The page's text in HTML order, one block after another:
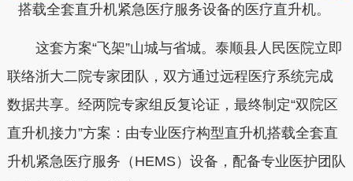
搭载全套直升机紧急医疗服务设备的医疗直升机。
这套方案“飞架”山城与省城。泰顺县人民医院立即
联络浙大二院专家团队，双方通过远程医疗系统完成
数据共享。经两院专家组反复论证，最终制定“双院区
直升机接力”方案：由专业医疗构型直升机搭载全套直
升机紧急医疗服务（HEMS）设备，配备专业医护团队